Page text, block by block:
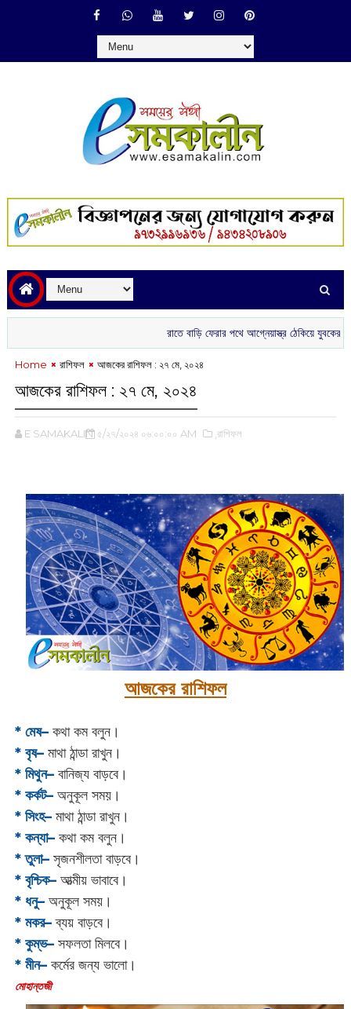
রাতে বাড়ি ফেরার পথে আগ্নেয়াস্ত্র ঠেকিয়ে যুবকের সোনার
Home রাশিফল আজকের রাশিফল : ২৭ মে, ২০২৪
আজকের রাশিফল : ২৭ মে, ২০২৪
E SAMAKALIN ৫/২৭/২০২৪ ০৬:০০:০০ AM ,রাশিফল
আজকের রাশিফল
* মেষ–কথা কম বলুন।
* বৃষ–মাথা ঠান্ডা রাখুন।
* মিথুন–বানিজ্য বাড়বে।
* কর্কট–অনুকূল সময়।
* সিংহ–মাথা ঠান্ডা রাখুন।
* কন্যা–কথা কম বলুন।
* তুলা–সৃজনশীলতা বাড়বে।
* বৃশ্চিক–আত্মীয় ভাবাবে।
* ধনু–অনুকূল সময়।
* মকর–ব্যয় বাড়বে।‌
* কুম্ভ–সফলতা মিলবে।
* মীন–কর্মের জন্য ভালো।
‌মোহান্তজী‌‌‌‌‌‌‌‌‌‌‌‌‌‌‌‌‌